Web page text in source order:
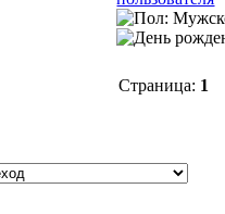
Страница: 1